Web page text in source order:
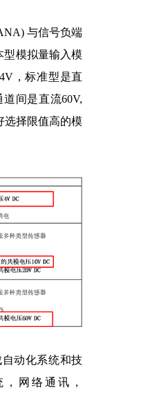
与信号负端
型模拟量输入模
，标准型是直
间是直流60V,
选择限值高的模
动化系统和技
网络通讯，